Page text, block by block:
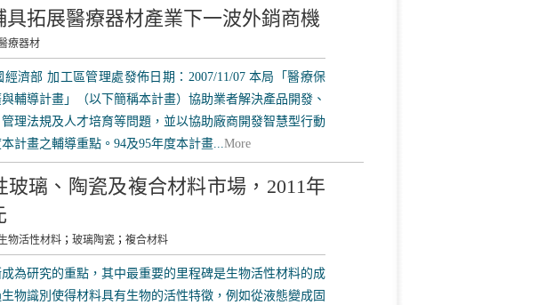
具拓展醫療器材產業下一波外銷商機
療器材
濟部 加工區管理處發佈日期：2007/11/07 本局「醫療保
輔導計畫」（以下簡稱本計畫）協助業者解決產品開發、
理法規及人才培育等問題，並以協助廠商開發智慧型行動
計畫之輔導重點。94及95年度本計畫...More
玻璃、陶瓷及複合材料市場，2011年
物活性材料 ； 玻璃陶瓷 ； 複合材料
為研究的重點，其中最重要的里程碑是生物活性材料的成
物識別使得材料具有生物的活性特徵，例如從液態變成固